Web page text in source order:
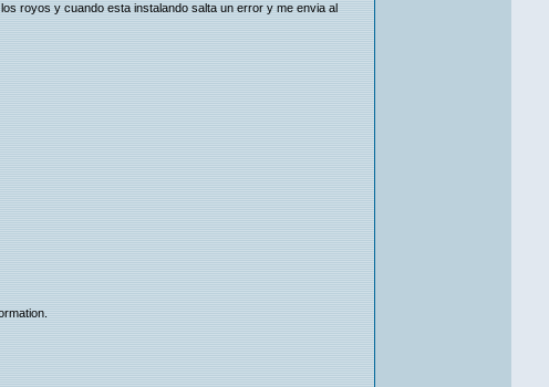
royos y cuando esta instalando salta un error y me envia al